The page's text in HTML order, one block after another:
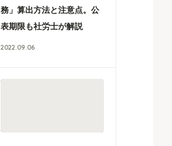
務」算出方法と注意点。公
表期限も社労士が解説
2022.09.06